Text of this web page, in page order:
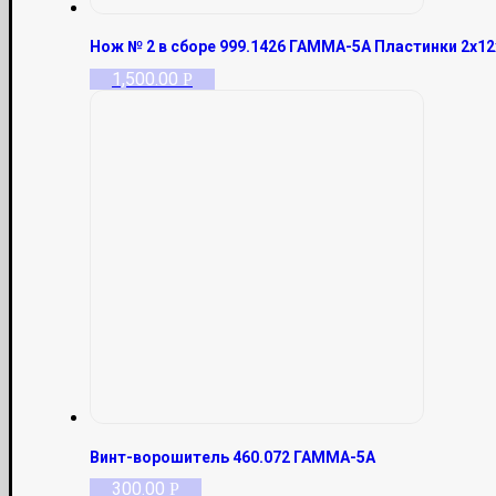
Нож № 2 в сборе 999.1426 ГАММА-5А Пластинки
1,500.00 Р
Винт-ворошитель 460.072 ГАММА-5А
300.00 Р